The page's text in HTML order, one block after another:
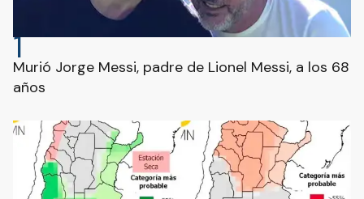
1
Murió Jorge Messi, padre de Lionel Messi, a los 68
años